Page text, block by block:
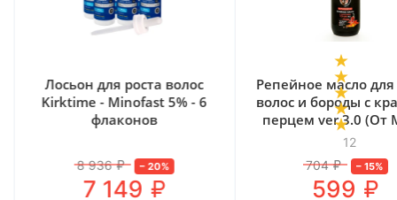
Лосьон для роста волос
Kirktime - Minofast 5% - 6
флаконов
8 936 ₽ – 20%
7 149 ₽
12
Репейное масло для
волос и бороды с
перцем ver.3.0 (От
Бороды)
704 ₽ – 15%
599 ₽